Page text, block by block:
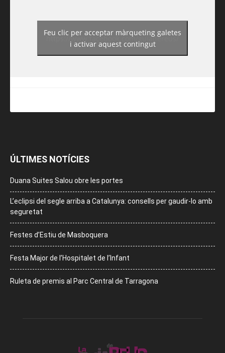
https://www.facebook.com/guiadereus/
Feu clic per acceptar màrqueting galetes
i activar aquest contingut
ÚLTIMES NOTÍCIES
Duana Suites Salou obre les portes
L’eclipsi del segle arriba a Catalunya: consells per gaudir-lo amb
seguretat
Festes d’Estiu de Masboquera
Festa Major de l’Hospitalet de l’Infant
Ruleta de premis al Parc Central de Tarragona